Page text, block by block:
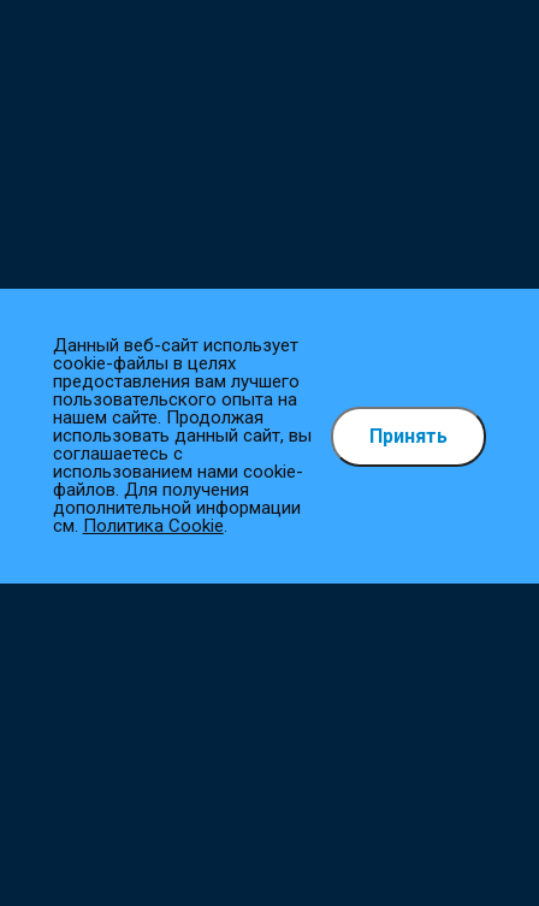
Как сделать заказ?
Выберите товар
Добавьте необходимые товары в корзину.
2 Оформите заказ
Данный веб-сайт использует
cookie-файлы в целях
предоставления вам лучшего
пользовательского опыта на
нашем сайте. Продолжая
использовать данный сайт, вы
соглашаетесь с
использованием нами cookie-
файлов. Для получения
дополнительной информации
см. Политика Cookie.
Принять